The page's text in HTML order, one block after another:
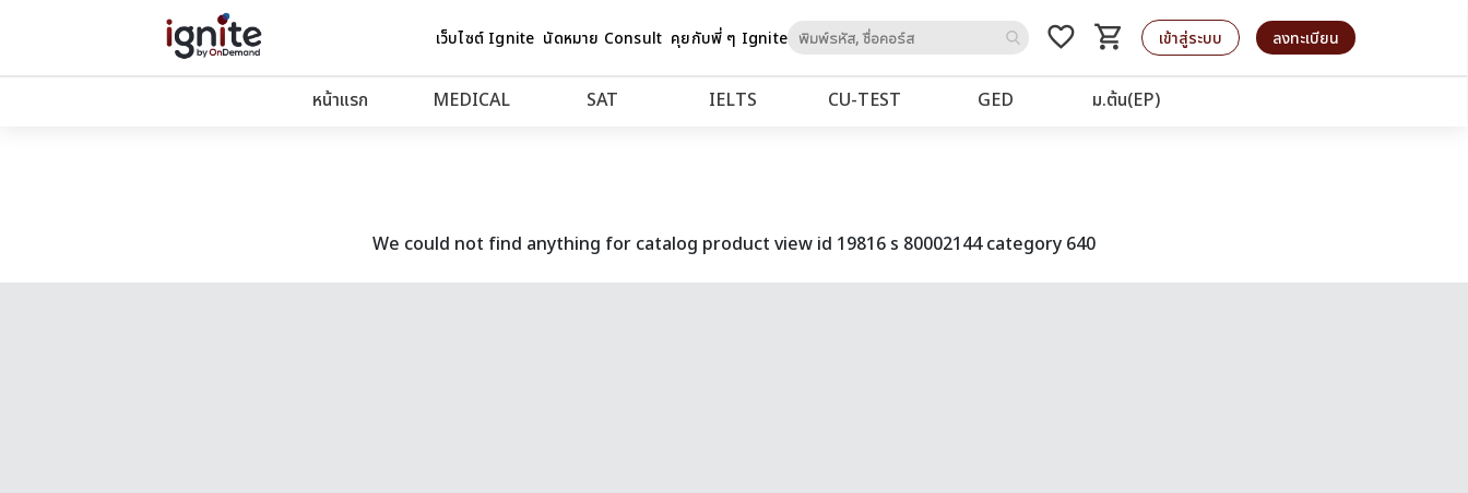
เว็บไซต์ Ignite นัดหมาย Consult คุยกับพี่ ๆ Igniteto
favorite_border shopping_cart
รถเข็น เข้าสู่ระบบ ลงทะเบียน
หน้าแรก MEDICAL SAT IELTS CU‑TEST GED ม.ต้น(EP)
We could not find anything for catalog product view id 19816 s 80002144 category 640